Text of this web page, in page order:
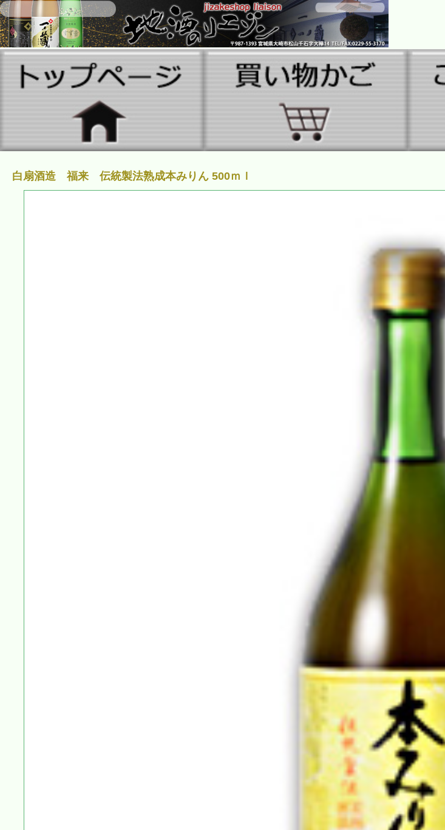
白扇酒造 福来 伝統製法熟成本みりん 500ｍｌ